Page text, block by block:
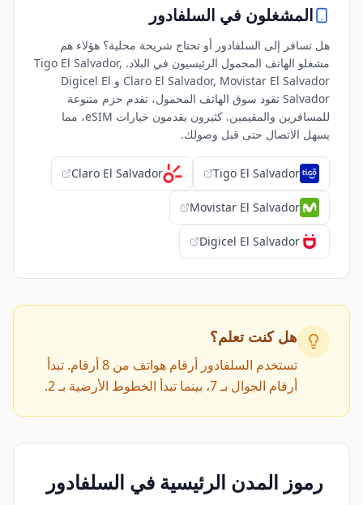
المشغلون في السلفادور
هل تسافر إلى السلفادور أو تحتاج شريحة محلية؟ هؤلاء هم
مشغلو الهاتف المحمول الرئيسيون في البلاد. Tigo El Salvador,
Claro El Salvador, Movistar El Salvador و Digicel El
Salvador تقود سوق الهاتف المحمول، تقدم حزم متنوعة
للمسافرين والمقيمين. كثيرون يقدمون خيارات eSIM، مما
يسهل الاتصال حتى قبل وصولك.
Tigo El Salvador
Claro El Salvador
Movistar El Salvador
Digicel El Salvador
هل كنت تعلم؟
تستخدم السلفادور أرقام هواتف من 8 أرقام. تبدأ
أرقام الجوال بـ 7، بينما تبدأ الخطوط الأرضية بـ 2.
رموز المدن الرئيسية في السلفادور